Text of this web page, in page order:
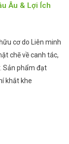
Âu & Lợi Ích
cơ do Liên minh
chẽ về canh tác,
Sản phẩm đạt
khắt khe